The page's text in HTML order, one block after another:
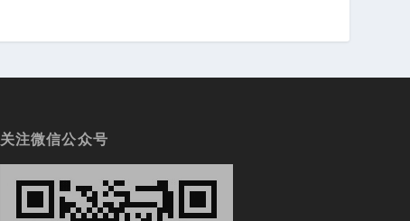
关注微信公众号